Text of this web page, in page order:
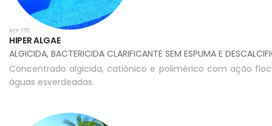
REF: 1711
HIPER ALGAE
ALGICIDA, BACTERICIDA CLARIFICANTE SEM ESPUMA E
Concentrado algicida, catiónico e polimérico com ação
águas esverdeadas.